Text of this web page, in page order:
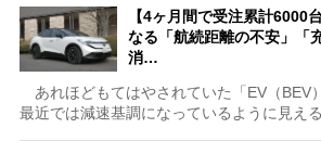
【4ヶ月間で受注累計6000
なる「航続距離の不安」「
消…
あれほどもてはやされていた「EV（BEV
最近では減速基調になっているように見え